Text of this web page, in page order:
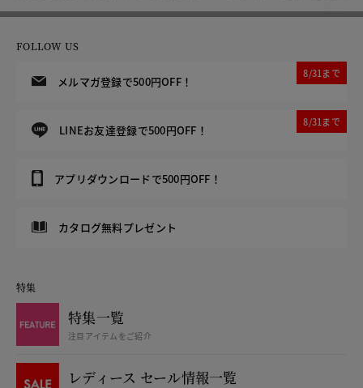
FOLLOW US
メルマガ登録で500円OFF！
8/31まで
LINEお友達登録で500円OFF！
8/31まで
アプリダウンロードで500円OFF！
カタログ無料プレゼント
特集
特集一覧
注目アイテムをご紹介
レディース セール情報一覧